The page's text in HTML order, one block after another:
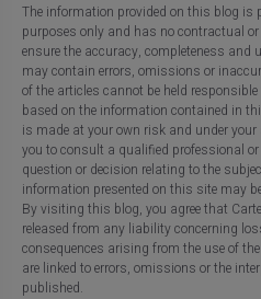
The information provided on this blog is
purposes only and has no contractual
ensure the accuracy, completeness
may contain errors, omissions or
of the articles cannot be held
based on the information contained in
is made at your own risk and under
you to consult a qualified professional
question or decision relating to the
information presented on this site may
By visiting this blog, you agree that
released from any liability concerning
consequences arising from the use of
are linked to errors, omissions or the
published.